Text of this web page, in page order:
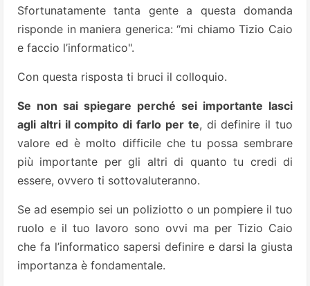
Sfortunatamente tanta gente a questa domanda
risponde in maniera generica: “mi chiamo Tizio Caio
e faccio l’informatico".
Con questa risposta ti bruci il colloquio.
Se non sai spiegare perché sei importante lasci
agli altri il compito di farlo per te, di definire il tuo
valore ed è molto difficile che tu possa sembrare
più importante per gli altri di quanto tu credi di
essere, ovvero ti sottovaluteranno.
Se ad esempio sei un poliziotto o un pompiere il tuo
ruolo e il tuo lavoro sono ovvi ma per Tizio Caio
che fa l’informatico sapersi definire e darsi la giusta
importanza è fondamentale.